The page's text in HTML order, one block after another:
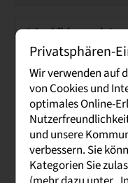
1Ausbildungsplatz
PEWO
Geierswalder Str.
02979 Elsterheide
Frau Kerstin Haupt
Tel.: 03571 4898 375
Webseite
Kontakt
Privatsphären-
Wir verwenden auf
von Cookies und
optimales Online-
und unsere
verbessern. Sie
Kategorien Sie